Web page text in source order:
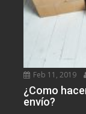
Feb 11, 2019
¿Como
envío?